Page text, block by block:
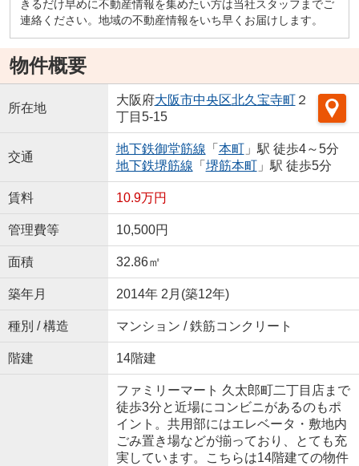
きるだけ早めに不動産情報を集めたい方は当社スタッフまでご
連絡ください。地域の不動産情報をいち早くお届けします。
物件概要
所在地
大阪府大阪市中央区北久宝寺町２
丁目5-15
交通
地下鉄御堂筋線 「 本町」駅 徒歩4～5分
地下鉄堺筋線 「 堺筋本町」駅 徒歩5分
賃料 10.9万円
管理費等 10,500円
面積 32.86㎡
築年月 2014年 2月(築12年)
種別 / 構造 マンション / 鉄筋コンクリート
階建 14階建
ファミリーマート 久太郎町二丁目店まで
徒歩3分と近場にコンビニがあるのもポ
イント。共用部にはエレベータ・敷地内
ごみ置き場などが揃っており、とても充
実しています。こちらは14階建ての物件